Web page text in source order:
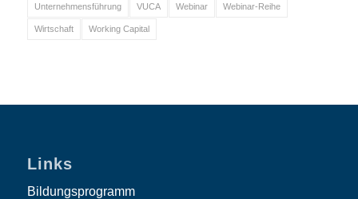
Unternehmensführung VUCA Webinar Webinar-Reihe
Wirtschaft Working Capital
Links
Bildungsprogramm